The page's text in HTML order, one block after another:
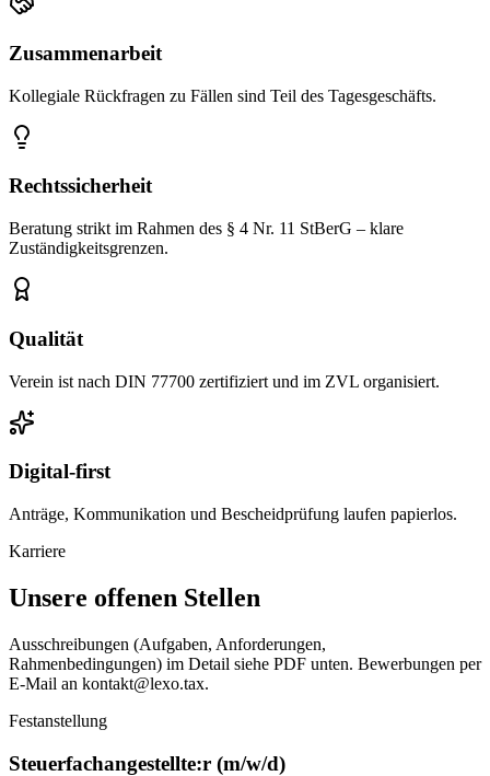
Zusammenarbeit
Kollegiale Rückfragen zu Fällen sind Teil des Tagesgeschäfts.
Rechtssicherheit
Beratung strikt im Rahmen des § 4 Nr. 11 StBerG – klare
Zuständigkeitsgrenzen.
Qualität
Verein ist nach DIN 77700 zertifiziert und im ZVL organisiert.
Digital-first
Anträge, Kommunikation und Bescheidprüfung laufen papierlos.
Karriere
Unsere offenen Stellen
Ausschreibungen (Aufgaben, Anforderungen,
Rahmenbedingungen) im Detail siehe PDF unten. Bewerbungen per
E-Mail an kontakt@lexo.tax.
Festanstellung
Steuerfachangestellte:r (m/w/d)